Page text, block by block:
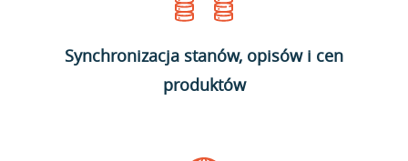
Synchronizacja stanów, opisów i cen
produktów